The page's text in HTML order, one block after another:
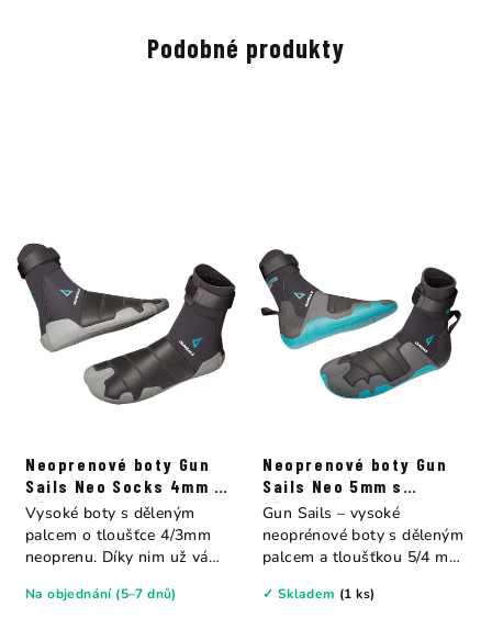
Podobné produkty
Neoprenové boty Gun
Sails Neo Socks 4mm s
děleným palcem
Na objednání (5–7 dnů)
Vysoké boty s děleným
palcem o tloušťce 4/3mm
neoprenu. Díky nim už vám
Neoprenové boty Gun
Sails Neo 5mm s
děleným palcem
✓ Skladem (1 ks)
Gun Sails – vysoké
neoprénové boty s děleným
palcem a tloušťkou 5/4 mm.